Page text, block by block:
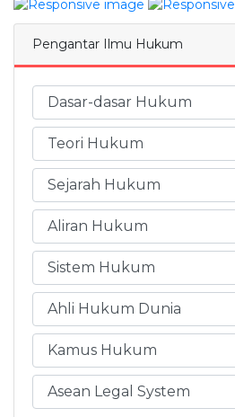
Pengantar Ilmu Hukum